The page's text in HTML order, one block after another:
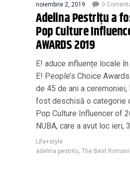
noiembrie 2, 2019 0
Adelina Pestrițu a
Pop Culture
AWARDS 2019
E! aduce influențe locale
E! People’s Choice
de 45 de ani a
fost deschisă o categorie
Pop Culture Influencer of
NUBA, care a avut loc ieri,
Life+style
adelina pestritu The Best